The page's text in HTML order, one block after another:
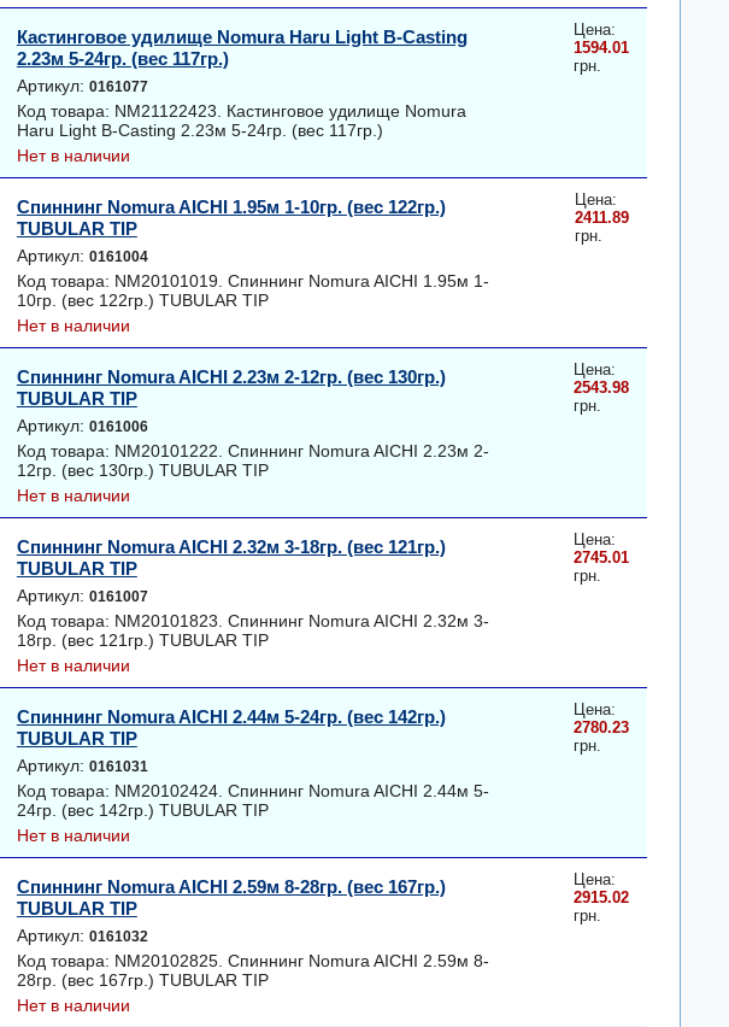
Кастинговое удилище Nomura Haru Light B-Casting
2.23м 5-24гр. (вес 117гр.)
Артикул: 0161077
Код товара: NM21122423. Кастинговое удилище Nomura
Haru Light B-Casting 2.23м 5-24гр. (вес 117гр.)
Нет в наличии
Цена:
1594.01
грн.
Спиннинг Nomura AICHI 1.95м 1-10гр. (вес 122гр.)
TUBULAR TIP
Артикул: 0161004
Код товара: NM20101019. Спиннинг Nomura AICHI 1.95м 1-
10гр. (вес 122гр.) TUBULAR TIP
Нет в наличии
Цена:
2411.89
грн.
Спиннинг Nomura AICHI 2.23м 2-12гр. (вес 130гр.)
TUBULAR TIP
Артикул: 0161006
Код товара: NM20101222. Спиннинг Nomura AICHI 2.23м 2-
12гр. (вес 130гр.) TUBULAR TIP
Нет в наличии
Цена:
2543.98
грн.
Спиннинг Nomura AICHI 2.32м 3-18гр. (вес 121гр.)
TUBULAR TIP
Артикул: 0161007
Код товара: NM20101823. Спиннинг Nomura AICHI 2.32м 3-
18гр. (вес 121гр.) TUBULAR TIP
Нет в наличии
Цена:
2745.01
грн.
Спиннинг Nomura AICHI 2.44м 5-24гр. (вес 142гр.)
TUBULAR TIP
Артикул: 0161031
Код товара: NM20102424. Спиннинг Nomura AICHI 2.44м 5-
24гр. (вес 142гр.) TUBULAR TIP
Нет в наличии
Цена:
2780.23
грн.
Спиннинг Nomura AICHI 2.59м 8-28гр. (вес 167гр.)
TUBULAR TIP
Артикул: 0161032
Код товара: NM20102825. Спиннинг Nomura AICHI 2.59м 8-
28гр. (вес 167гр.) TUBULAR TIP
Нет в наличии
Цена:
2915.02
грн.